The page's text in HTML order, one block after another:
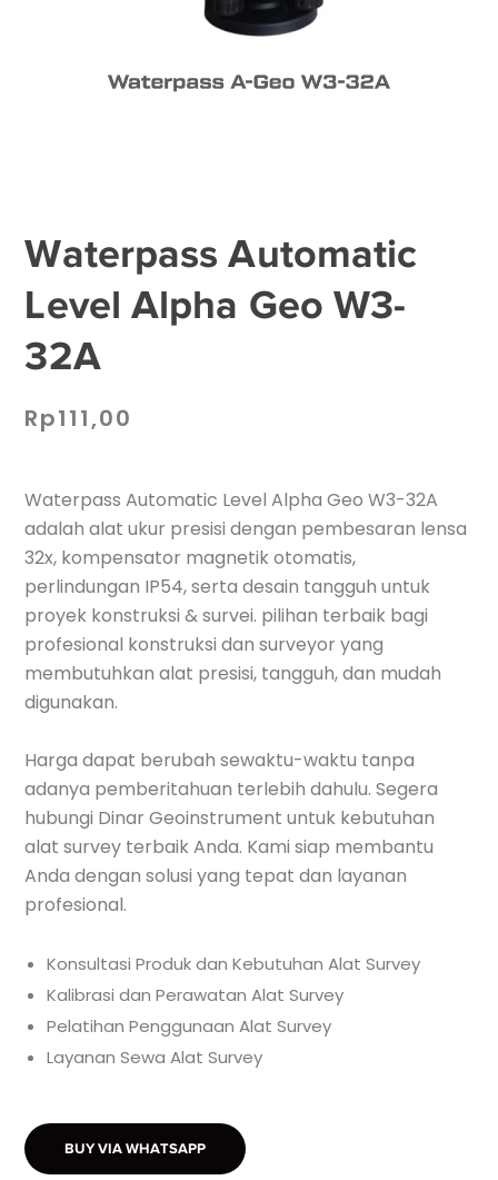
Waterpass Automatic
Level Alpha Geo W3-
32A
Rp111,00
Waterpass Automatic Level Alpha Geo W3-32A
adalah alat ukur presisi dengan pembesaran lensa
32x, kompensator magnetik otomatis,
perlindungan IP54, serta desain tangguh untuk
proyek konstruksi & survei. pilihan terbaik bagi
profesional konstruksi dan surveyor yang
membutuhkan alat presisi, tangguh, dan mudah
digunakan.
Harga dapat berubah sewaktu-waktu tanpa
adanya pemberitahuan terlebih dahulu. Segera
hubungi Dinar Geoinstrument untuk kebutuhan
alat survey terbaik Anda. Kami siap membantu
Anda dengan solusi yang tepat dan layanan
profesional.
Konsultasi Produk dan Kebutuhan Alat Survey
Kalibrasi dan Perawatan Alat Survey
Pelatihan Penggunaan Alat Survey
Layanan Sewa Alat Survey
BUY VIA WHATSAPP